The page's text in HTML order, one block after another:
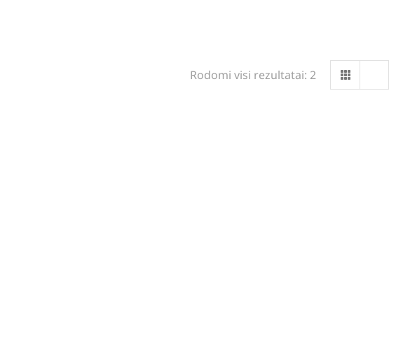
Rodomi visi rezultatai: 2